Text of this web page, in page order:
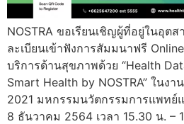
NOSTRA ขอเรียนเชิญผู้ที่อยู่ในอุต
ละเบียนเข้าฟังการสัมมนาฟรี
บริการด้านสุขภาพด้วย “Health
Smart Health by NOSTRA” ในงา
2021 มหกรรมนวัตกรรมการแพท
8 ธันวาคม 2564 เวลา 15.30 น. –